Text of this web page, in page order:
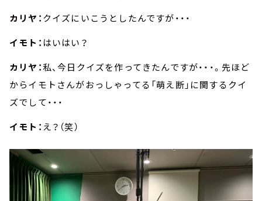
カリヤ：クイズにいこうとしたんですが・・・
イモト： はいはい？
カリヤ：私、今日クイズを作ってきたんですが・・・。先ほど
からイモトさんがおっしゃってる「萌え断」に関するクイ
ズでして・・・
イモト： え？（笑）